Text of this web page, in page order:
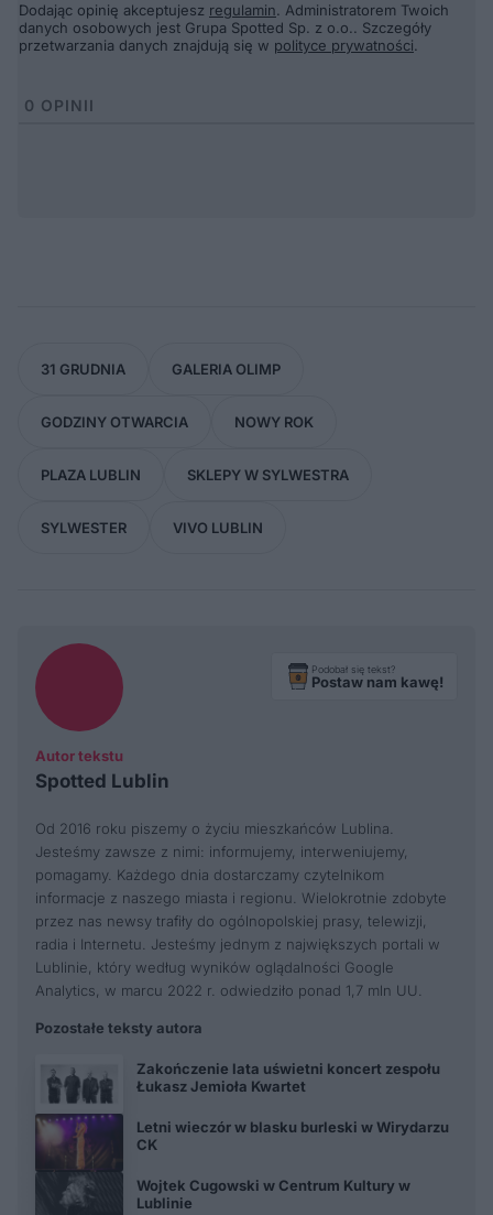
Dodając opinię akceptujesz regulamin. Administratorem Twoich
danych osobowych jest Grupa Spotted Sp. z o.o.. Szczegóły
przetwarzania danych znajdują się w polityce prywatności.
0 OPINII
31 GRUDNIA GALERIA OLIMP
GODZINY OTWARCIA NOWY ROK
PLAZA LUBLIN SKLEPY W SYLWESTRA
SYLWESTER VIVO LUBLIN
Autor tekstu
Spotted Lublin
Podobał się tekst?
Postaw nam kawę!
Od 2016 roku piszemy o życiu mieszkańców Lublina.
Jesteśmy zawsze z nimi: informujemy, interweniujemy,
pomagamy. Każdego dnia dostarczamy czytelnikom
informacje z naszego miasta i regionu. Wielokrotnie zdobyte
przez nas newsy trafiły do ogólnopolskiej prasy, telewizji,
radia i Internetu. Jesteśmy jednym z największych portali w
Lublinie, który według wyników oglądalności Google
Analytics, w marcu 2022 r. odwiedziło ponad 1,7 mln UU.
Pozostałe teksty autora
Zakończenie lata uświetni koncert zespołu
Łukasz Jemioła Kwartet
Letni wieczór w blasku burleski w Wirydarzu
CK
Wojtek Cugowski w Centrum Kultury w
Lublinie